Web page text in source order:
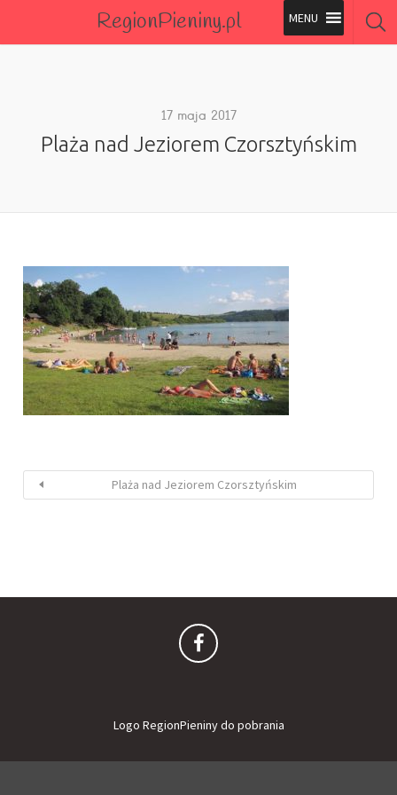
RegionPieniny.pl
Wszystkie Obiekty
17 maja 2017
Plaża nad Jeziorem Czorsztyńskim
Plaża nad Jeziorem Czorsztyńskim
Logo RegionPieniny do pobrania